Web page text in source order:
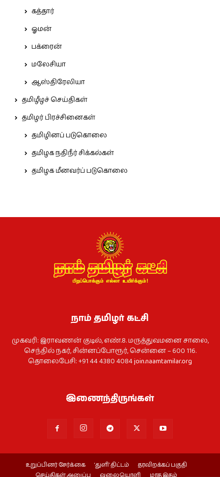
கத்தார்
ஓமன்
பக்ரைன்
மலேசியா
ஆஸ்திரேலியா
தமிழீழச் செய்திகள்
தமிழர் பிரச்சினைகள்
தமிழினப் படுகொலை
தமிழக நதிநீர் சிக்கல்கள்
தமிழக மீனவர்ப் படுகொலை
நாம் தமிழர் கட்சி
முகவரி: இராவணன் குடில், எண்.8. மருத்துவமனை சாலை,
செந்தில் நகர், சின்னப்போரூர், சென்னை – 600 116.
தொலைபேசி: +91 44 4380 4084join.naamtamilar.org
இணைந்திருங்கள்
உறுப்பினர் சேர்க்கை ‘துளி’ திட்டம்
தரவிறக்கப் பகுதி